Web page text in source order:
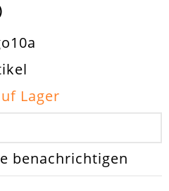
Lager
benachrichtigen